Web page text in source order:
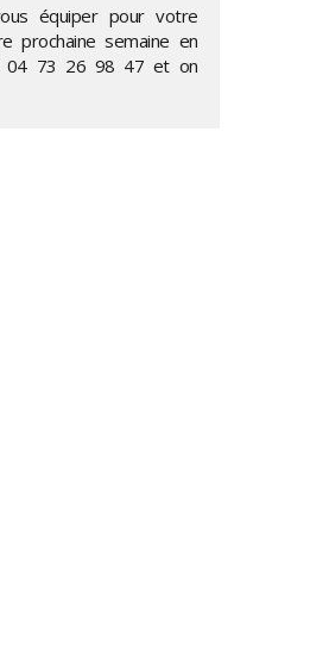
équiper pour votre
prochaine semaine en
04 73 26 98 47 et on